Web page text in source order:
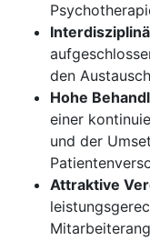
den
Hohe
einer
und der
Attraktive